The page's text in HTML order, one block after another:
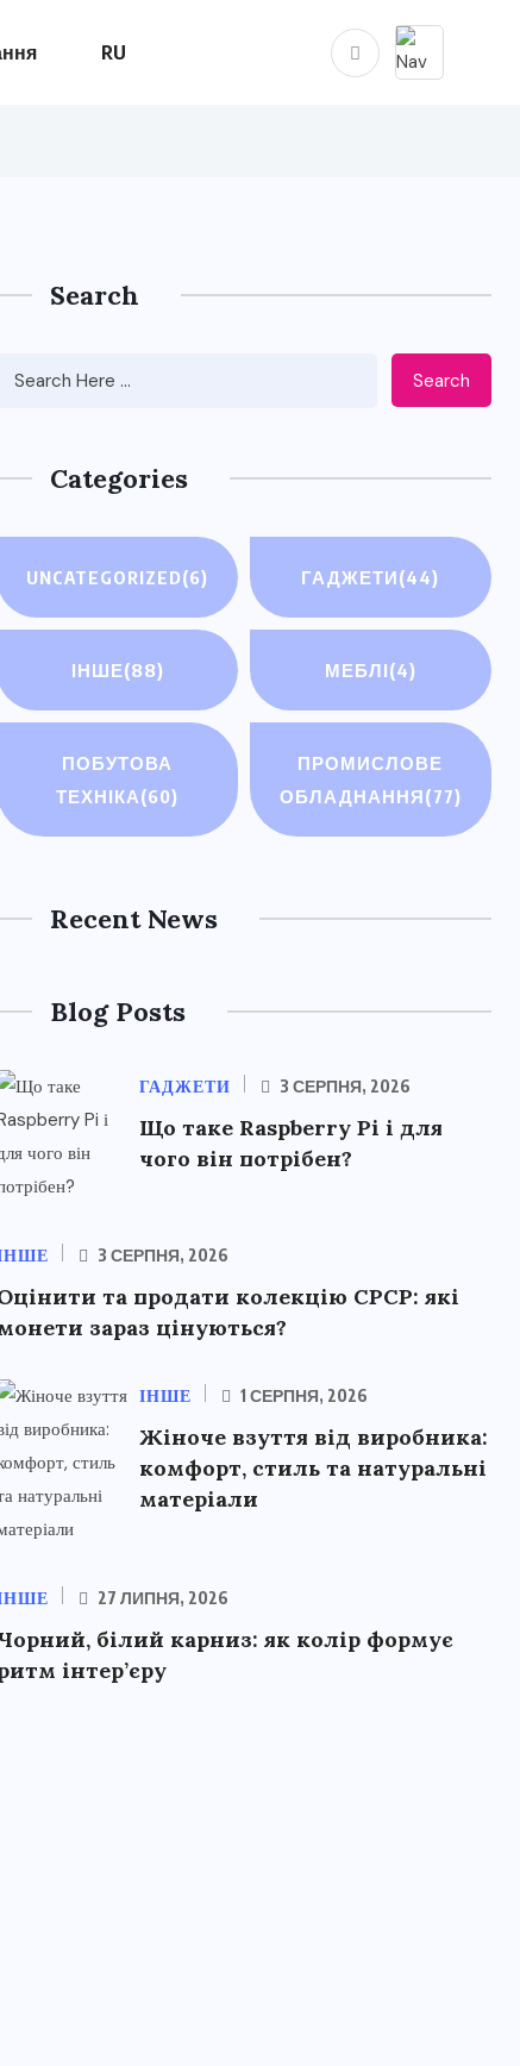
RU
Search
Search
Categories
UNCATEGORIZED(6) ГАДЖЕТИ(44)
ІНШЕ(88) МЕБЛІ(4)
ПОБУТОВА
ТЕХНІКА(60)
ПРОМИСЛОВЕ
ОБЛАДНАННЯ(77)
Recent News
Blog Posts
ГАДЖЕТИ 3 СЕРПНЯ, 2026
Що таке Raspberry Pi і для
чого він потрібен?
3 СЕРПНЯ, 2026
та продати колекцію СРСР: які
зараз цінуються?
ІНШЕ 1 СЕРПНЯ, 2026
Жіноче взуття від виробника:
комфорт, стиль та натуральні
матеріали
27 ЛИПНЯ, 2026
білий карниз: як колір формує
інтер’єру